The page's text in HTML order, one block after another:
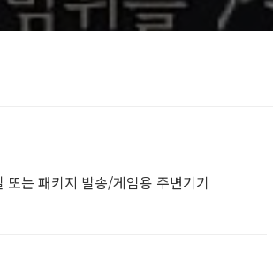
는 패키지 발송/게임용 주변기기